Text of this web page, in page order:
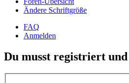
Ändere Schriftgröße
FAQ
Anmelden
Du musst registriert